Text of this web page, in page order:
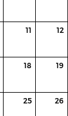
11 12
18 19
25 26